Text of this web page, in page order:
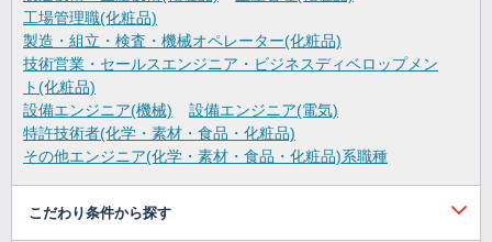
工場管理職(化粧品)
製造・組立・検査・機械オペレーター(化粧品)
技術営業・セールスエンジニア・ビジネスディベロップメン
ト(化粧品)
設備エンジニア(機械)
設備エンジニア(電気)
特許技術者(化学・素材・食品・化粧品)
その他エンジニア(化学・素材・食品・化粧品)系職種
こだわり条件から探す